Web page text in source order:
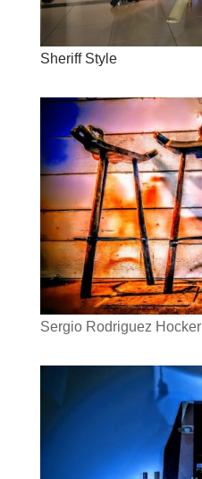
Sheriff Style
Sergio Rodriguez Hocker